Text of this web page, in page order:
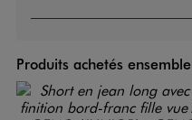
Produits achetés ensemble